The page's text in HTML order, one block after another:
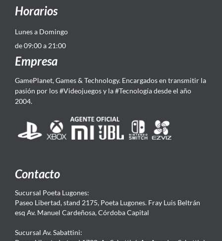
Horarios
Lunes a Domingo
de 09:00 a 21:00
Empresa
GamePlanet, Games & Technology. Encargados en transmitir la
pasión por los #Videojuegos y la #Tecnología desde el año
2004.
Contacto
Sucursal Poeta Lugones:
Paseo Libertad, stand 2175, Poeta Lugones. Fray Luis Beltrán
esq Av. Manuel Cardeñosa, Córdoba Capital
Sucursal Av. Sabattini: